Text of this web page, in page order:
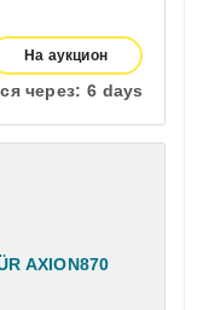
На аукцион
через: 6 days